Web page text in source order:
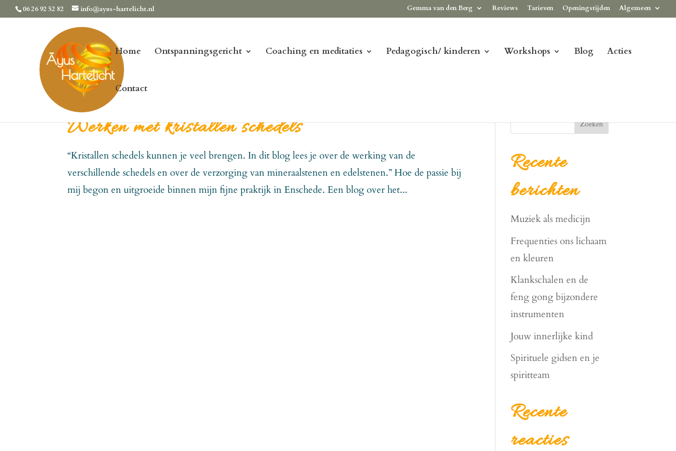
06 26 92 52 82 info@ayus-hartelicht.nl Gemma van den Berg Reviews Tarieven Openingstijden Algemeen
Home Ontspanningsgericht Coaching en meditaties Pedagogisch/ kinderen Workshops Blog Acties
Contact
Werken met kristallen schedels
“Kristallen schedels kunnen je veel brengen. In dit blog lees je over de werking van de
verschillende schedels en over de verzorging van mineraalstenen en edelstenen.” Hoe de passie bij
mij begon en uitgroeide binnen mijn fijne praktijk in Enschede. Een blog over het...
Zoeken
Recente
berichten
Muziek als medicijn
Frequenties ons lichaam
en kleuren
Klankschalen en de
feng gong bijzondere
instrumenten
Jouw innerlijke kind
Spirituele gidsen en je
spiritteam
Recente
reacties